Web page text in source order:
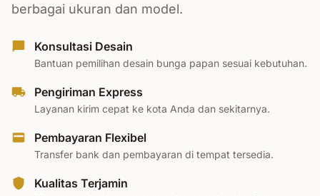
berbagai ukuran dan model.
Konsultasi Desain
Bantuan pemilihan desain bunga papan sesuai kebutuhan.
Pengiriman Express
Layanan kirim cepat ke kota Anda dan sekitarnya.
Pembayaran Flexibel
Transfer bank dan pembayaran di tempat tersedia.
Kualitas Terjamin